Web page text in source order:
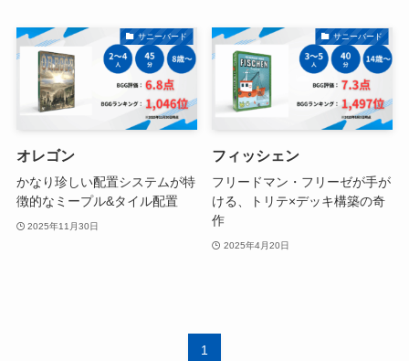
サニーバード
オレゴン
かなり珍しい配置システムが特
徴的なミープル&タイル配置
2025年11月30日
サニーバード
フィッシェン
フリードマン・フリーゼが手が
ける、トリテ×デッキ構築の奇
作
2025年4月20日
1